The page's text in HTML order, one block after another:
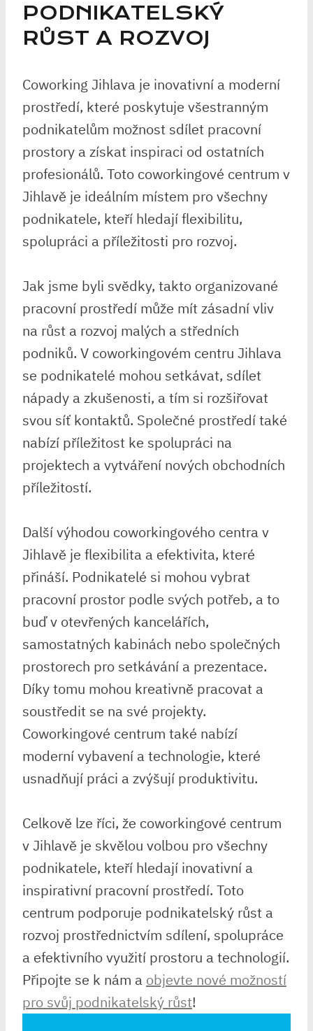
PODNIKATELSKÝ
RŮST A ROZVOJ
Coworking Jihlava je inovativní a moderní
prostředí, které poskytuje všestranným
podnikatelům možnost sdílet pracovní
prostory a získat inspiraci od ostatních
profesionálů. Toto coworkingové centrum v
Jihlavě je ideálním místem pro všechny
podnikatele, kteří hledají flexibilitu,
spolupráci a příležitosti pro rozvoj.
Jak jsme byli svědky, takto organizované
pracovní prostředí může mít zásadní vliv
na růst a rozvoj malých a středních
podniků. V coworkingovém centru Jihlava
se podnikatelé mohou setkávat, sdílet
nápady a zkušenosti, a tím si rozšiřovat
svou síť kontaktů. Společné prostředí také
nabízí příležitost ke spolupráci na
projektech a vytváření nových obchodních
příležitostí.
Další výhodou coworkingového centra v
Jihlavě je flexibilita a efektivita, které
přináší. Podnikatelé si mohou vybrat
pracovní prostor podle svých potřeb, a to
buď v otevřených kancelářích,
samostatných kabinách nebo společných
prostorech pro setkávání a prezentace.
Díky tomu mohou kreativně pracovat a
soustředit se na své projekty.
Coworkingové centrum také nabízí
moderní vybavení a technologie, které
usnadňují práci a zvýšují produktivitu.
Celkově lze říci, že coworkingové centrum
v Jihlavě je skvělou volbou pro všechny
podnikatele, kteří hledají inovativní a
inspirativní pracovní prostředí. Toto
centrum podporuje podnikatelský růst a
rozvoj prostřednictvím sdílení, spolupráce
a efektivního využití prostoru a technologií.
Připojte se k nám a objevte nové možností
pro svůj podnikatelský růst!